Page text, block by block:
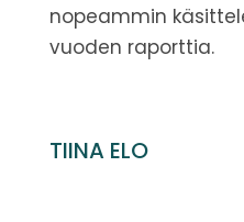
nopeammin
vuoden raporttia.
TIINA ELO